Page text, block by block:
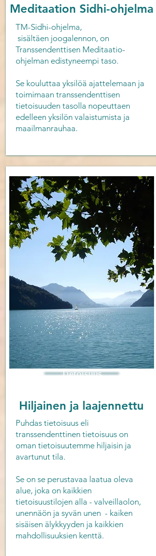
Meditaation Sidhi-ohjelma
TM-Sidhi-ohjelma,
sisältäen joogalennon, on
Transsendenttisen Meditaatio-
ohjelman edistyneempi taso.
Se kouluttaa yksilöä ajattelemaan ja
toimimaan transsendenttisen
tietoisuuden tasolla nopeuttaen
edelleen yksilön valaistumista ja
maailmanrauhaa.
Tietoisuus
Hiljainen ja laajennettu
Puhdas tietoisuus eli
transsendenttinen tietoisuus on
oman tietoisuutemme hiljaisin ja
avartunut tila.
Se on se perustavaa laatua oleva
alue, joka on kaikkien
tietoisuustilojen alla - valveillaolon,
unennäön ja syvän unen - kaiken
sisäisen älykkyyden ja kaikkien
mahdollisuuksien kenttä.